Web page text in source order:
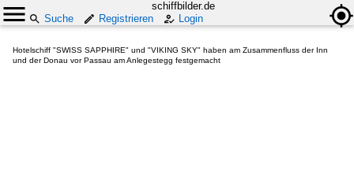
schiffbilder.de
Suche
Registrieren Login
Hotelschiff "SWISS SAPPHIRE" und "VIKING SKY" haben am Zusammenfluss der Inn
und der Donau vor Passau am Anlegestegg festgemacht